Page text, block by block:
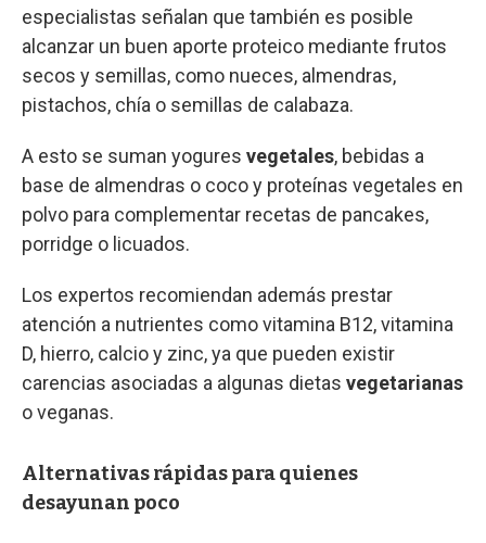
especialistas señalan que también es posible
alcanzar un buen aporte proteico mediante frutos
secos y semillas, como nueces, almendras,
pistachos, chía o semillas de calabaza.
A esto se suman yogures vegetales, bebidas a
base de almendras o coco y proteínas vegetales en
polvo para complementar recetas de pancakes,
porridge o licuados.
Los expertos recomiendan además prestar
atención a nutrientes como vitamina B12, vitamina
D, hierro, calcio y zinc, ya que pueden existir
carencias asociadas a algunas dietas vegetarianas
o veganas.
Alternativas rápidas para quienes
desayunan poco